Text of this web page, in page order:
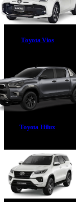
Toyota Vios
Toyota Hilux